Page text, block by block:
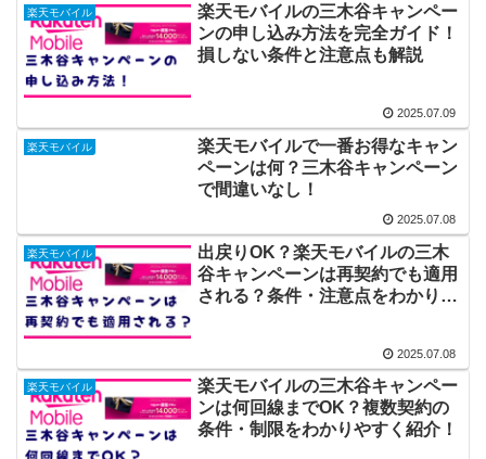
楽天モバイル
楽天モバイルの三木谷キャンペー
ンの申し込み方法を完全ガイド！
損しない条件と注意点も解説
2025.07.09
楽天モバイル
楽天モバイルで一番お得なキャン
ペーンは何？三木谷キャンペーン
で間違いなし！
2025.07.08
楽天モバイル
出戻りOK？楽天モバイルの三木
谷キャンペーンは再契約でも適用
される？条件・注意点をわかりや
2025.07.08
楽天モバイル
楽天モバイルの三木谷キャンペー
ンは何回線までOK？複数契約の
条件・制限をわかりやすく紹介！